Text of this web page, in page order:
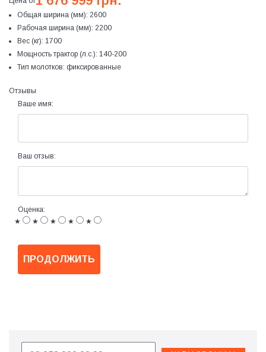
Общая ширина (мм): 2600
Рабочая ширина (мм): 2200
Вес (кг): 1700
Мощность трактор (л.с.): 140-200
Тип молотков: фиксированные
Отзывы
Ваше имя:
Ваш отзыв:
Оценка:
★
★
★
★
★
ПРОДОЛЖИТЬ